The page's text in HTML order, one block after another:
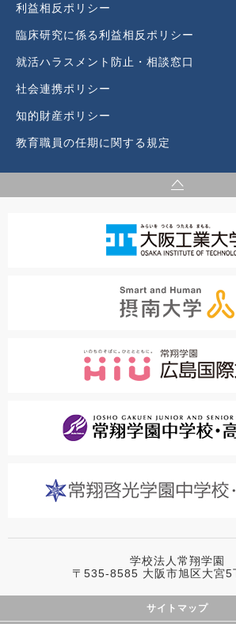
利益相反ポリシー
臨床研究に係る利益相反ポリシー
就活ハラスメント防止・相談窓口
社会連携ポリシー
知的財産ポリシー
教育職員の任期に関する規定
学校法人常翔学園
〒535-8585 大阪市旭区大宮5
サイトマップ